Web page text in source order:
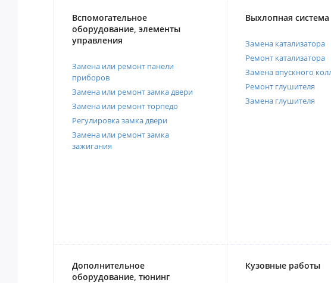
Вспомогательное
оборудование, элементы
управления
Замена или ремонт панели
приборов
Замена или ремонт замка двери
Замена или ремонт торпедо
Регулировка замка двери
Замена или ремонт замка
зажигания
Выхлопная система
Замена катализатора
Ремонт катализатора
Замена впускного
Ремонт глушителя
Замена глушителя
Дополнительное
оборудование, тюнинг
Кузовные работы